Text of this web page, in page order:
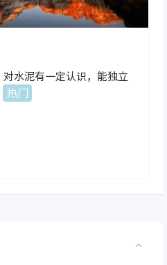
水泥有一定认识，能独立
热门